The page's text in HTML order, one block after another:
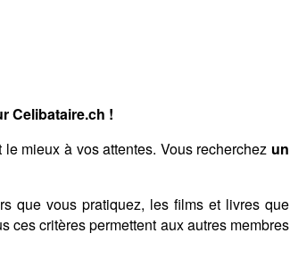
Celibataire.ch !
mieux à vos attentes. Vous recherchez un
que vous pratiquez, les films et livres que
ces critères permettent aux autres membres